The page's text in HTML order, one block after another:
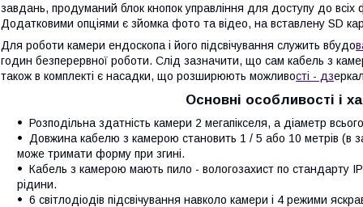
завдань, продуманий блок кнопок управління для доступу до всіх
Додатковими опціями є зйомка фото та відео, на вставлену SD
Для роботи камери ендоскопа і його підсвічування служить вбудо
годин безперервної роботи. Слід зазначити, що сам кабель з
також в комплекті є насадки, що розширюють можливості - дз
Основні особливості і
Розподільна здатність камери 2 мегапікселя, а діаметр
Довжина кабелю з камерою становить 1 / 5 або 10 метрів (в
може тримати форму при згині.
Кабель з камерою мають пило - вологозахист по стандарту
рідини.
6 світлодіодів підсвічування навколо камери і 4 режими